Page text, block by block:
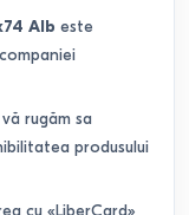
Alb este
rugăm sa
produsului
cu «LiberCard»